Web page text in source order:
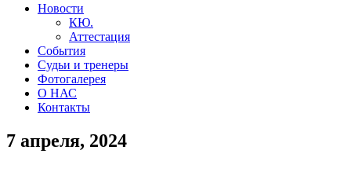
Новости
КЮ.
Аттестация
События
Судьи и тренеры
Фотогалерея
О НАС
Контакты
7 апреля, 2024